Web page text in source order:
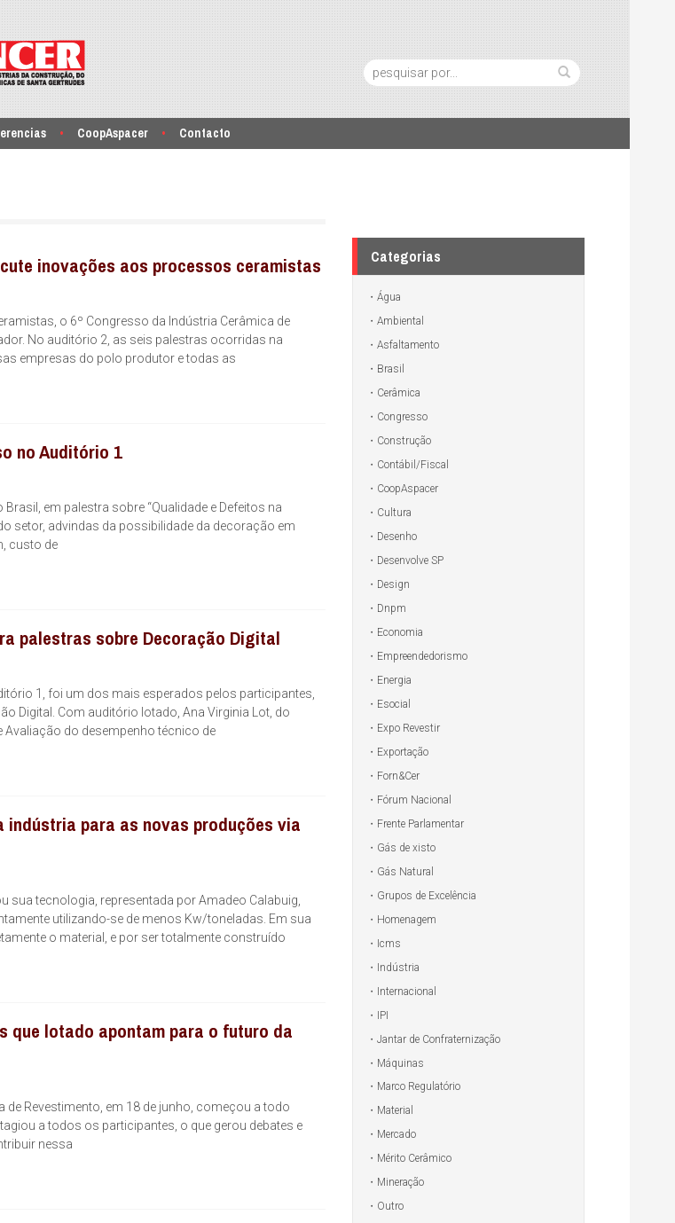
CoopAspacer Contacto
Pesquisa:
inovações aos processos ceramistas
o 6º Congresso da Indústria Cerâmica de
No auditório 2, as seis palestras ocorridas na
empresas do polo produtor e todas as
no Auditório 1
em palestra sobre “Qualidade e Defeitos na
setor, advindas da possibilidade da decoração em
custo de
palestras sobre Decoração Digital
1, foi um dos mais esperados pelos participantes,
Digital. Com auditório lotado, Ana Virginia Lot, do
Avaliação do desempenho técnico de
para as novas produções via
tecnologia, representada por Amadeo Calabuig,
utilizando-se de menos Kw/toneladas. Em sua
o material, e por ser totalmente construído
que lotado apontam para o futuro da
Revestimento, em 18 de junho, começou a todo
a todos os participantes, o que gerou debates e
nessa
Categorias
Água
Ambiental
Asfaltamento
Brasil
Cerâmica
Congresso
Construção
Contábil/Fiscal
CoopAspacer
Cultura
Desenho
Desenvolve SP
Design
Dnpm
Economia
Empreendedorismo
Energia
Esocial
Expo Revestir
Exportação
Forn&Cer
Fórum Nacional
Frente Parlamentar
Gás de xisto
Gás Natural
Grupos de Excelência
Homenagem
Icms
Indústria
Internacional
IPI
Jantar de Confraternização
Máquinas
Marco Regulatório
Material
Mercado
Mérito Cerâmico
Mineração
Outro